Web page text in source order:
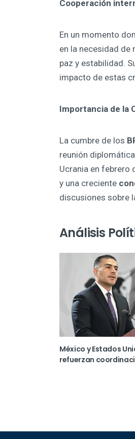
Cooperación
En un momento
en la necesidad de
paz y estabilidad.
impacto de estas
Importancia de la
La cumbre de los
reunión
Ucrania en febrero
y una creciente
discusiones sobre
Análisis
México y Estados
refuerzan